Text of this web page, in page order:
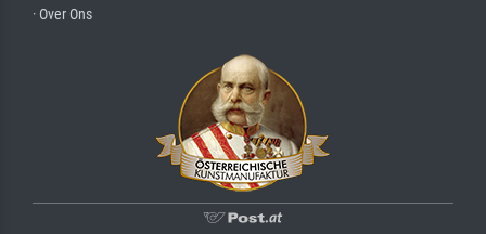
· Over Ons